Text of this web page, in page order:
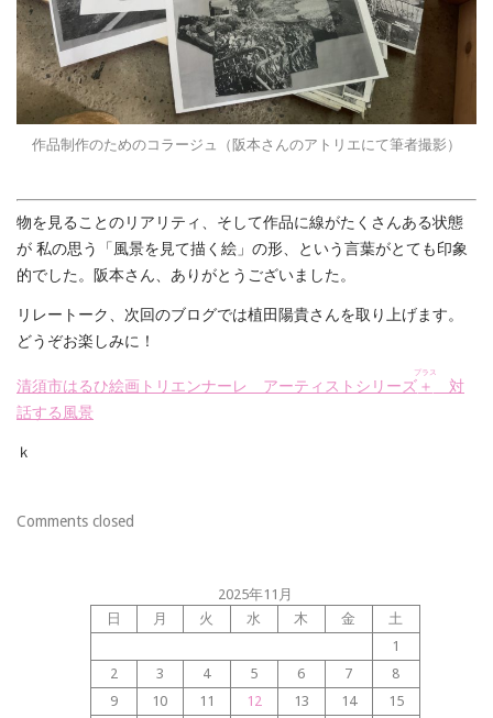
作品制作のためのコラージュ（阪本さんのアトリエにて筆者撮影）
物を見ることのリアリティ、そして作品に線がたくさんある状態
が 私の思う「風景を見て描く絵」の形、という言葉がとても印象
的でした。阪本さん、ありがとうございました。
リレートーク、次回のブログでは植田陽貴さんを取り上げます。
どうぞお楽しみに！
清須市はるひ絵画トリエンナーレ アーティストシリーズ ＋
プラス
対
話する風景
ｋ
Comments closed
2025年11月
日
月 火 水 木 金
土
1
2
3 4 5 6 7
8
9
10 11 12 13 14 15